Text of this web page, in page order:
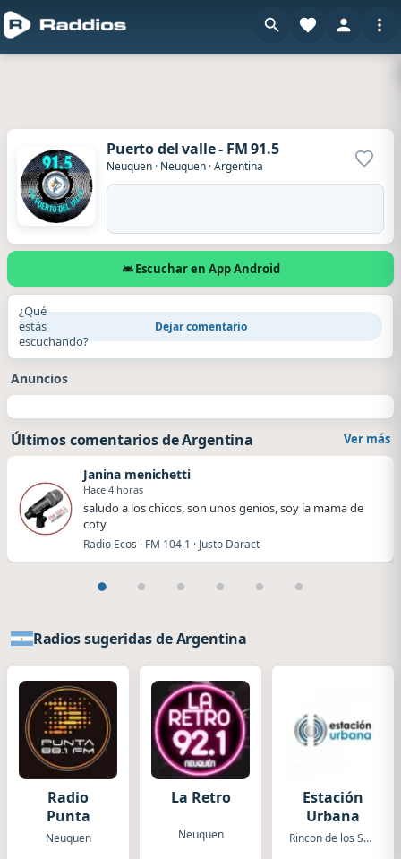
Puerto del valle - FM 91.5
Neuquen · Neuquen ·Argentina
Escuchar en App Android
¿Qué
estás
escuchando?
Dejar comentario
Anuncios
Últimos comentarios de Argentina Ver más
Janina menichetti
Hace 4 horas
saludo a los chicos, son unos genios, soy la mama de
coty
Radio Ecos · FM 104.1 · Justo Daract
Radios sugeridas de Argentina
Radio
Punta
Neuquen
La Retro
Neuquen
Estación
Urbana
Rincon de los Sauces